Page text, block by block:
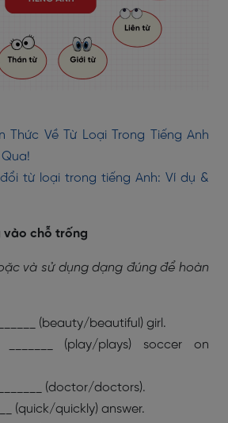
Thức Về Từ Loại Trong Tiếng Anh
từ loại trong tiếng Anh: Ví dụ &
vào chỗ trống
và sử dụng dạng đúng để hoàn
(beauty/beautiful) girl.
_______ (play/plays) soccer on
(doctor/doctors).
(quick/quickly) answer.